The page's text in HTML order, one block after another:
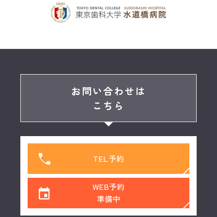
お問い合わせは
こちら
TEL予約
WEB予約
準備中